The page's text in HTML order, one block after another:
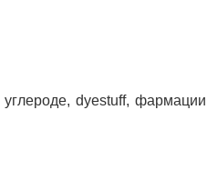
углероде, dyestuff,